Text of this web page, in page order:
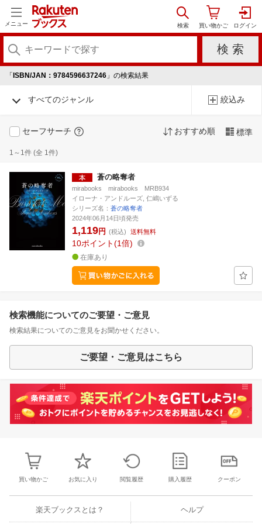
メニュー
「 ISBN/JAN：9784596637246 」の検索結果
すべてのジャンル 絞込み
セーフサーチ おすすめ順 標準
1～1件 (全 1件)
蒼の略奪者
mirabooks mirabooks MRB934
イローナ・アンドルーズ, 仁嶋いずる
シリーズ名： 蒼の略奪者
2024年06月14日頃発売
1,119円 (税込) 送料無料
10ポイント 1倍
在庫あり
検索機能についてのご要望・ご意見
検索結果についてのご意見をお聞かせください。
ご要望・ご意見はこちら
買い物かご お気に入り 閲覧履歴 購入履歴 クーポン
楽天ブックスとは？ ヘルプ